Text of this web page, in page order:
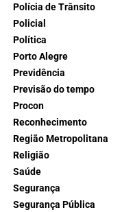
Polícia de Trânsito
Policial
Política
Porto Alegre
Previdência
Previsão do tempo
Procon
Reconhecimento
Região Metropolitana
Religião
Saúde
Segurança
Segurança Pública